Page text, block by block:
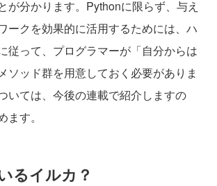
が分かります。Pythonに限らず、与え
ークを効果的に活用するためには、ハ
従って、プログラマーが「自分からは
ソッド群を用意しておく必要がありま
いては、今後の連載で紹介しますの
す。
るイルカ？